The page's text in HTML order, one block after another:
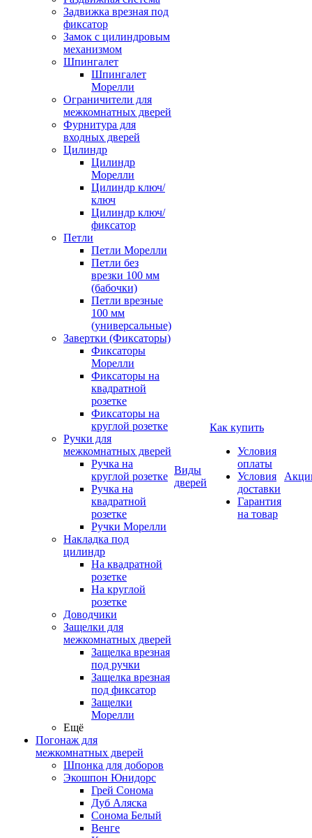
Задвижка врезная под
фиксатор
Замок с цилиндровым
механизмом
Шпингалет
Шпингалет
Морелли
Ограничители для
межкомнатных дверей
Фурнитура для
входных дверей
Цилиндр
Цилиндр
Морелли
Цилиндр ключ/
ключ
Цилиндр ключ/
фиксатор
Петли
Петли Морелли
Петли без
врезки 100 мм
(бабочки)
Петли врезные
100 мм
(универсальные)
Завертки (Фиксаторы)
Фиксаторы
Морелли
Фиксаторы на
квадратной
розетке
Фиксаторы на
круглой розетке
Ручки для
межкомнатных дверей
Ручка на
круглой розетке
Ручка на
квадратной
розетке
Ручки Морелли
Накладка под
цилиндр
На квадратной
розетке
На круглой
розетке
Доводчики
Защелки для
межкомнатных дверей
Защелка врезная
под ручки
Защелка врезная
под фиксатор
Защелки
Морелли
Ещё
Погонаж для
межкомнатных дверей
Шпонка для доборов
Экошпон Юнидорс
Грей Сонома
Дуб Аляска
Сонома Белый
Венге
Виды
дверей
Как купить
Условия
оплаты
Условия
доставки
Гарантия
на товар